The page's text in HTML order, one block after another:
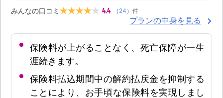
みんなの口コミ 4.4 （ 24 ） 件
プランの中身を見る
保険料が上がることなく、死亡保障が一生
涯続きます。
保険料払込期間中の解約払戻金を抑制する
ことにより、お手頃な保険料を実現しまし